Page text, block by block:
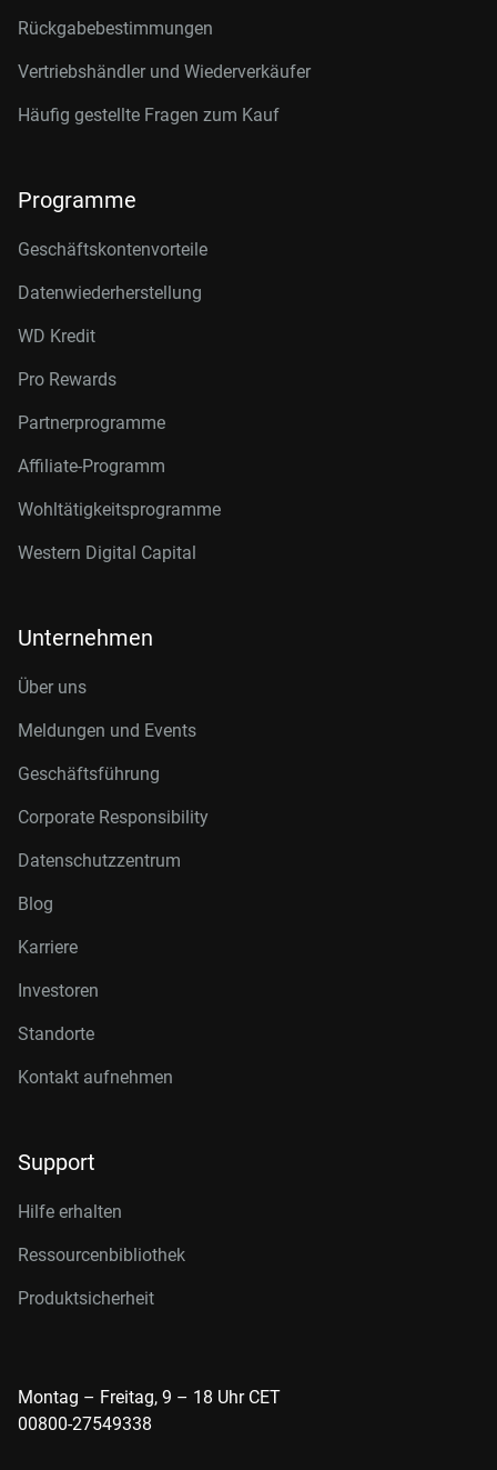
Rückgabebestimmungen
Vertriebshändler und Wiederverkäufer
Häufig gestellte Fragen zum Kauf
Programme
Geschäftskontenvorteile
Datenwiederherstellung
WD Kredit
Pro Rewards
Partnerprogramme
Affiliate-Programm
Wohltätigkeitsprogramme
Western Digital Capital
Unternehmen
Über uns
Meldungen und Events
Geschäftsführung
Corporate Responsibility
Datenschutzzentrum
Blog
Karriere
Investoren
Standorte
Kontakt aufnehmen
Support
Hilfe erhalten
Ressourcenbibliothek
Produktsicherheit
Montag – Freitag, 9 – 18 Uhr CET
00800-27549338